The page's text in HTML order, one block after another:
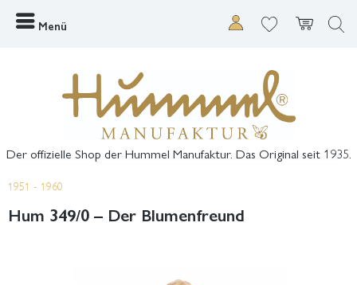
Menü
Der offizielle Shop der Hummel Manufaktur. Das Original seit 1935.
1951 - 1960
Hum 349/0 – Der Blumenfreund